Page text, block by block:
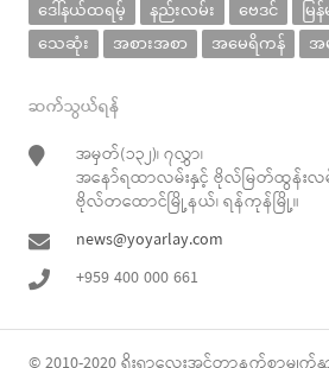
ဒေါ်နယ်ထရမ့်
နည်းလမ်း ဗေဒင် မြ
သေဆုံး
အစားအစာ အမေရိကန် အ
ဆက်သွယ်ရန်
အမှတ်(၁၃၂)၊ ၇လွှာ၊
အနော်ရထာလမ်းနှင့် ဗိုလ်မြတ်ထွန်းလမ်
ဗိုလ်တထောင်မြို့နယ်၊ ရန်ကုန်မြို့။
news@yoyarlay.com
+959 400 000 661